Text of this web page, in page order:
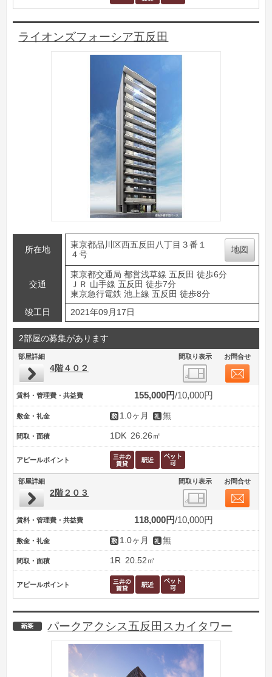
ライオンズフォーシア五反田
所在地
東京都品川区西五反田八丁目３番１
４号
地図
交通
東京都交通局 都営浅草線 五反田 徒歩6分
ＪＲ 山手線 五反田 徒歩7分
東京急行電鉄 池上線 五反田 徒歩8分
竣工日
2021年09月17日
2部屋の募集があります
部屋詳細 間取り表示 お問合せ
4階４０２
賃料・管理費・共益費 155,000円 10,000円
敷金・礼金 1.0ヶ月 無
間取・面積 1DK 26.26㎡
アピールポイント
部屋詳細 間取り表示 お問合せ
2階２０３
賃料・管理費・共益費 118,000円 10,000円
敷金・礼金 1.0ヶ月 無
間取・面積 1R 20.52㎡
アピールポイント
新築
パークアクシス五反田スカイタワー